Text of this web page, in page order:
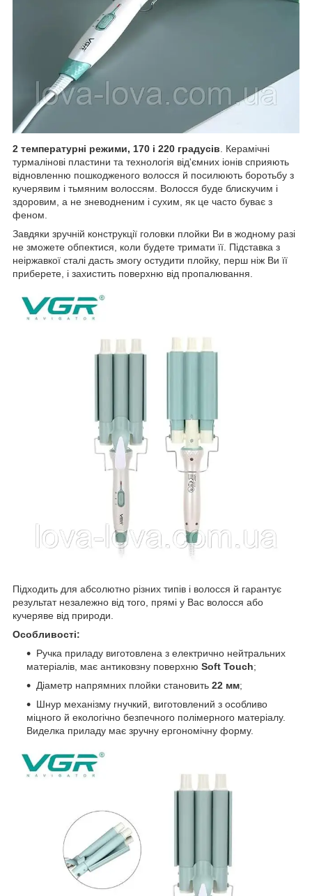
2 температурні режими, 170 і 220 градусів . Керамічні
турмалінові пластини та технологія від'ємних іонів сприяють
відновленню пошкодженого волосся й посилюють боротьбу з
кучерявим і тьмяним волоссям. Волосся буде блискучим і
здоровим, а не зневодненим і сухим, як це часто буває з
феном.
Завдяки зручній конструкції головки плойки Ви в жодному разі
не зможете обпектися, коли будете тримати її. Підставка з
неіржавкої сталі дасть змогу остудити плойку, перш ніж Ви її
приберете, і захистить поверхню від пропалювання.
Підходить для абсолютно різних типів і волосся й гарантує
результат незалежно від того, прямі у Вас волосся або
кучеряве від природи.
Особливості:
Ручка приладу виготовлена з електрично нейтральних
матеріалів, має антиковзну поверхню Soft Touch;
Діаметр напрямних плойки становить 22 мм;
Шнур механізму гнучкий, виготовлений з особливо
міцного й екологічно безпечного полімерного матеріалу.
Виделка приладу має зручну ергономічну форму.